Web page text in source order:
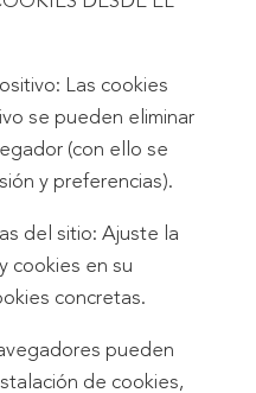
Las cookies
se pueden eliminar
(con ello se
y preferencias).
del sitio: Ajuste la
cookies en su
concretas.
pueden
de cookies,